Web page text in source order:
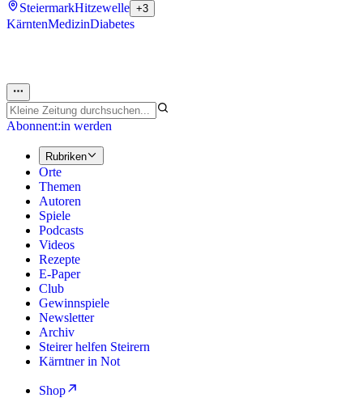
SteiermarkHitzewelle +3
KärntenMedizinDiabetes
Abonnent:in werden
Rubriken
Orte
Themen
Autoren
Spiele
Podcasts
Videos
Rezepte
E-Paper
Club
Gewinnspiele
Newsletter
Archiv
Steirer helfen Steirern
Kärntner in Not
Shop